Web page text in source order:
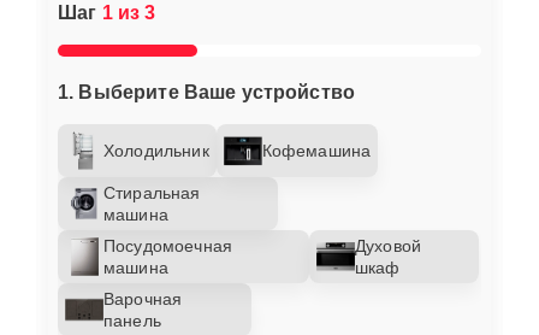
Шаг 1 из 3
1. Выберите Ваше устройство
Холодильник Кофемашина
Стиральная
машина
Посудомоечная
машина
Духовой
шкаф
Варочная
панель